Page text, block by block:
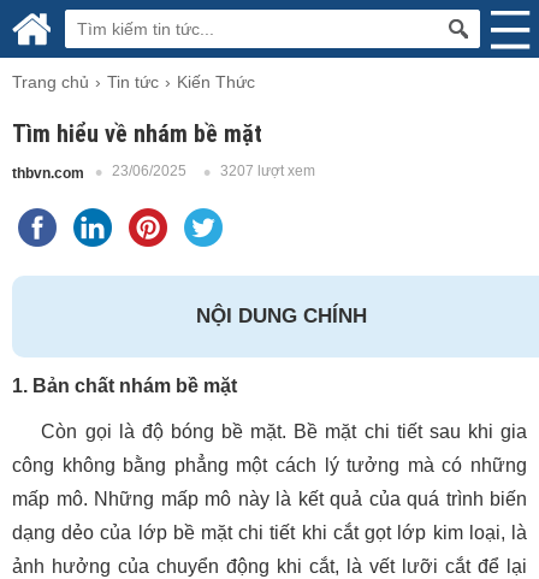
Trang chủ Tin tức Kiến Thức
Tìm hiểu về nhám bề mặt
thbvn.com 23/06/2025 3207 lượt xem
NỘI DUNG CHÍNH
1. Bản chất nhám bề mặt
Còn gọi là độ bóng bề mặt. Bề mặt chi tiết sau khi gia
công không bằng phẳng một cách lý tưởng mà có những
mấp mô. Những mấp mô này là kết quả của quá trình biến
dạng dẻo của lớp bề mặt chi tiết khi cắt gọt lớp kim loại, là
ảnh hưởng của chuyển động khi cắt, là vết lưỡi cắt để lại